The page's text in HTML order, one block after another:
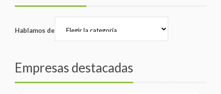
Hablamos de
Empresas destacadas